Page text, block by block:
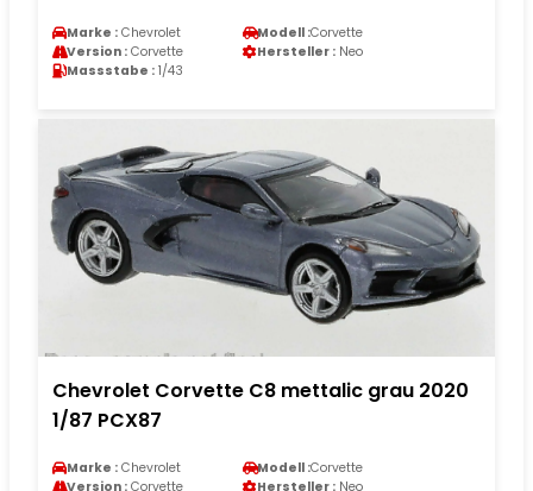
Marke : Chevrolet Modell :Corvette
Version : Corvette Hersteller : Neo
Massstabe : 1/43
Chevrolet Corvette C8 mettalic grau 2020
1/87 PCX87
Marke : Chevrolet Modell :Corvette
Version : Corvette Hersteller : Neo